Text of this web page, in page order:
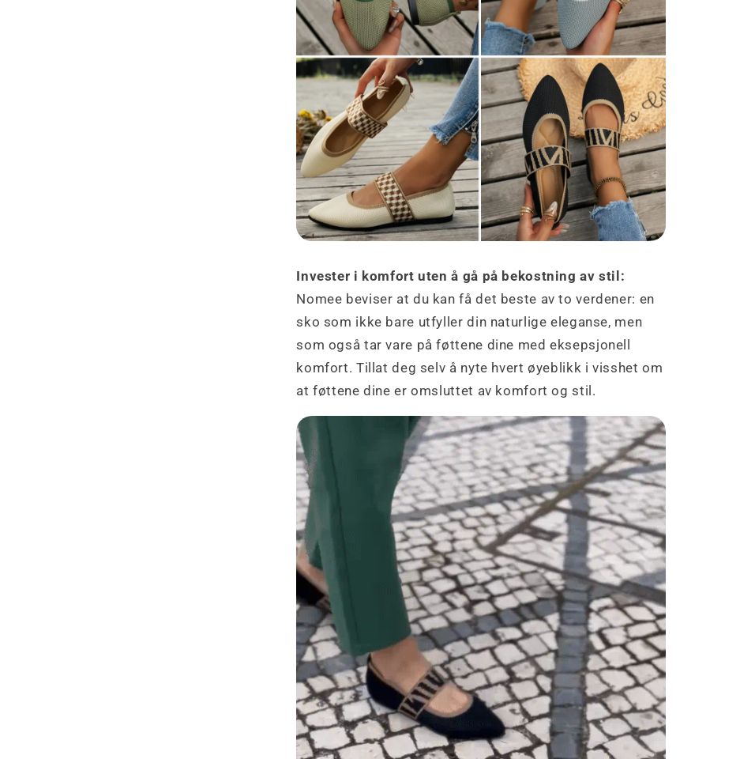
Invester i komfort uten å gå på bekostning av stil:
Nomee beviser at du kan få det beste av to verdener: en
sko som ikke bare utfyller din naturlige eleganse, men
som også tar vare på føttene dine med eksepsjonell
komfort. Tillat deg selv å nyte hvert øyeblikk i visshet om
at føttene dine er omsluttet av komfort og stil.